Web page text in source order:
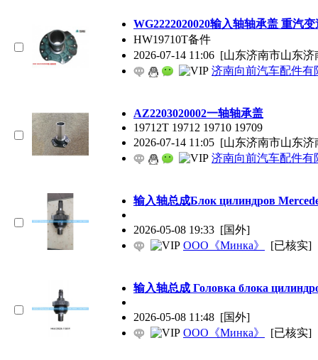
WG2222020020输入轴轴承盖 重汽
HW19710T备件
2026-07-14 11:06 [山东济南市山东
济南向前汽车配件有
AZ2203020002一轴轴承盖
19712T 19712 19710 19709
2026-07-14 11:05 [山东济南市山东
济南向前汽车配件有
输入轴总成Блок цилиндров
2026-05-08 19:33 [国外]
OOO《Минка》
[已核实]
输入轴总成 Головка блока
2026-05-08 11:48 [国外]
OOO《Минка》
[已核实]